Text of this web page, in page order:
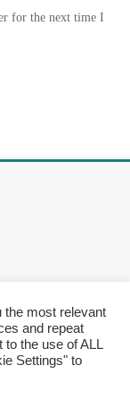
for the next time I
the most relevant
and repeat
to the use of ALL
Settings" to